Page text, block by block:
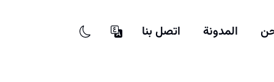
المدونة اتصل بنا